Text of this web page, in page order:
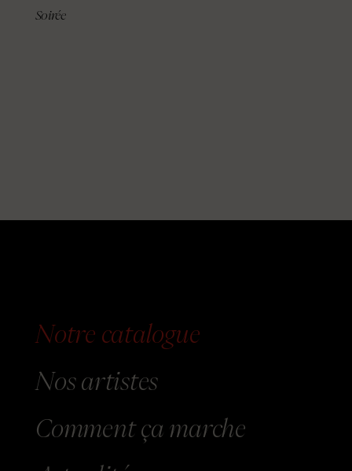
Soirée
Notre catalogue
Nosartistes
Commentça marche